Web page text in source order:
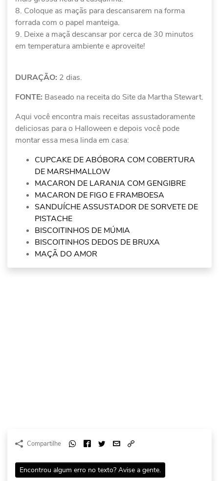
Coloque as maçãs para descansarem na forma
forrada com o papel manteiga.
Deixe a maçã descansar por cerca de 30 minutos
em temperatura ambiente e aproveite!
DURAÇÃO: 2 dias.
FONTE: Baseado na receita do Site da Martha Stewart.
Aqui você encontra mais receitas assustadoramente
deliciosas para o Halloween e depois você pode
montar essa mesa linda em casa:
CUPCAKE DE ABÓBORA COM COBERTURA
DE MARSHMALLOW
MACARON DE LARANJA COM GENGIBRE
MACARON DE FIGO E FRAMBOESA
SANDUÍCHE ASSUSTADOR DE SORVETE DE
PISTACHE
BISCOITINHOS DE MÚMIA
BISCOITINHOS DEDOS DE BRUXA
MAÇÃ DO AMOR
Compartilhe
Encontrou algum erro no texto? Avise a gente.